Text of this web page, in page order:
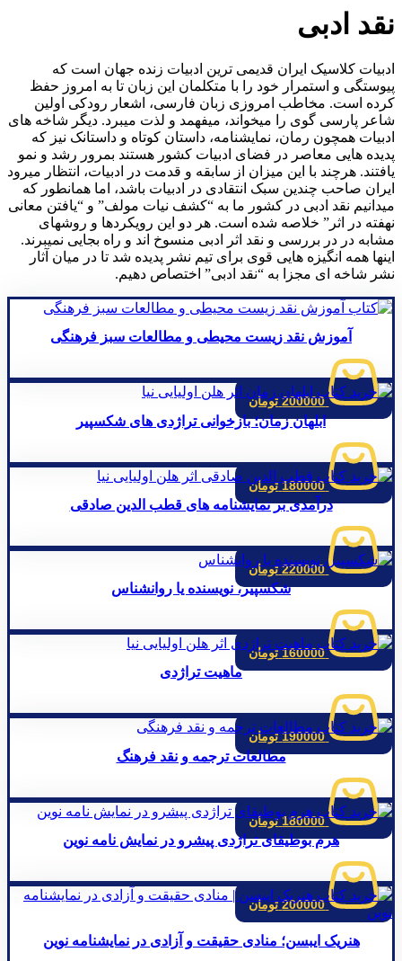
نقد ادبی
ادبیات کلاسیک ایران قدیمی ترین ادبیات زنده جهان است که
پیوستگی و استمرار خود را با متکلمان این زبان تا به امروز حفظ
کرده است. مخاطب امروزی زبان فارسی، اشعار رودکی اولین
شاعر پارسی گوی را میخواند، میفهمد و لذت میبرد. دیگر شاخه های
ادبیات همچون رمان، نمایشنامه، داستان کوتاه و داستانک نیز که
پدیده هایی معاصر در فضای ادبیات کشور هستند بمرور رشد و نمو
یافتند. هرچند با این میزان از سابقه و قدمت در ادبیات، انتظار میرود
ایران صاحب چندین سبک انتقادی در ادبیات باشد، اما همانطور که
میدانیم نقد ادبی در کشور ما به “کشف نیات مولف” و “یافتن معانی
نهفته در اثر” خلاصه شده است. هر دو این رویکردها و روشهای
مشابه در در بررسی و نقد اثر ادبی منسوخ اند و راه بجایی نمیبرند.
اینها همه انگیزه هایی قوی برای تیم نشر پدیده شد تا در میان آثار
نشر شاخه ای مجزا به “نقد ادبی” اختصاص دهیم.
آموزش نقد زیست محیطی و مطالعات سبز فرهنگی
200000 تومان
ابلهان زمان؛ بازخوانی تراژدی های شکسپیر
180000 تومان
درآمدی بر نمایشنامه های قطب الدین صادقی
220000 تومان
شکسپیر، نویسنده یا روانشناس
160000 تومان
ماهیت تراژدی
190000 تومان
مطالعات ترجمه و نقد فرهنگ
180000 تومان
هرم بوطیقای تراژدی پیشرو در نمایش نامه نوین
200000 تومان
هنریک ایبسن؛ منادی حقیقت و آزادی در نمایشنامه نوین